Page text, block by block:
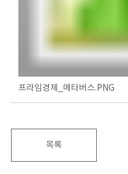
프라임경제_메타버스.PNG
목록